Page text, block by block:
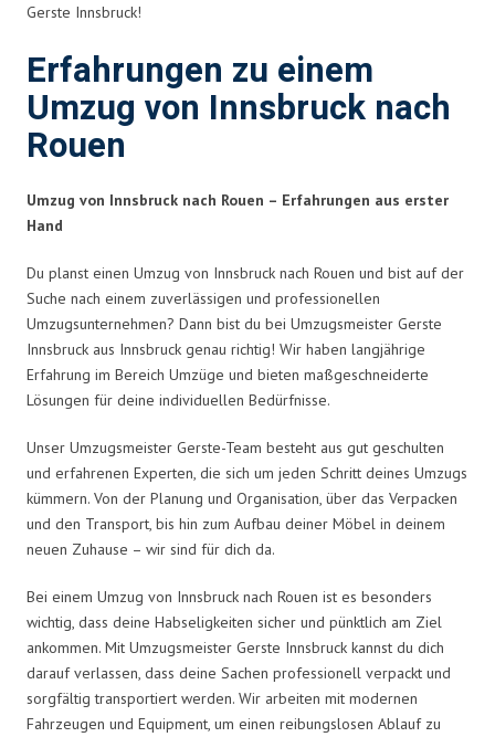
Gerste Innsbruck!
Erfahrungen zu einem
Umzug von Innsbruck nach
Rouen
Umzug von Innsbruck nach Rouen – Erfahrungen aus erster
Hand
Du planst einen Umzug von Innsbruck nach Rouen und bist auf der
Suche nach einem zuverlässigen und professionellen
Umzugsunternehmen? Dann bist du bei Umzugsmeister Gerste
Innsbruck aus Innsbruck genau richtig! Wir haben langjährige
Erfahrung im Bereich Umzüge und bieten maßgeschneiderte
Lösungen für deine individuellen Bedürfnisse.
Unser Umzugsmeister Gerste-Team besteht aus gut geschulten
und erfahrenen Experten, die sich um jeden Schritt deines Umzugs
kümmern. Von der Planung und Organisation, über das Verpacken
und den Transport, bis hin zum Aufbau deiner Möbel in deinem
neuen Zuhause – wir sind für dich da.
Bei einem Umzug von Innsbruck nach Rouen ist es besonders
wichtig, dass deine Habseligkeiten sicher und pünktlich am Ziel
ankommen. Mit Umzugsmeister Gerste Innsbruck kannst du dich
darauf verlassen, dass deine Sachen professionell verpackt und
sorgfältig transportiert werden. Wir arbeiten mit modernen
Fahrzeugen und Equipment, um einen reibungslosen Ablauf zu